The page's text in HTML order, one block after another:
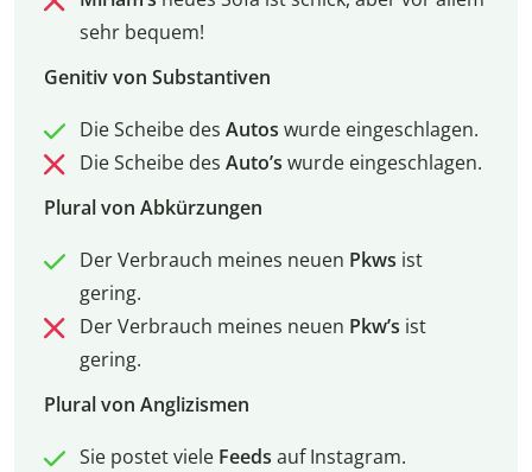
sehr bequem!
Genitiv von Substantiven
Die Scheibe des Autos wurde eingeschlagen.
Die Scheibe des Auto’s wurde eingeschlagen.
Plural von Abkürzungen
Der Verbrauch meines neuen Pkws ist
gering.
Der Verbrauch meines neuen Pkw’s ist
gering.
Plural von Anglizismen
Sie postet viele Feeds auf Instagram.